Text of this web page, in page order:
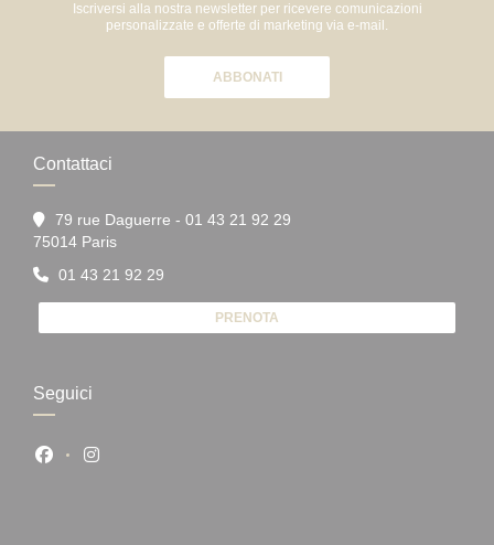
Iscriversi alla nostra newsletter per ricevere comunicazioni
personalizzate e offerte di marketing via e-mail.
ABBONATI
Contattaci
79 rue Daguerre - 01 43 21 92 29
75014 Paris((apre una nuova finestra))
01 43 21 92 29
PRENOTA
Seguici
Facebook ((apre una nuova finestra))
Instagram ((apre una nuova finestra))